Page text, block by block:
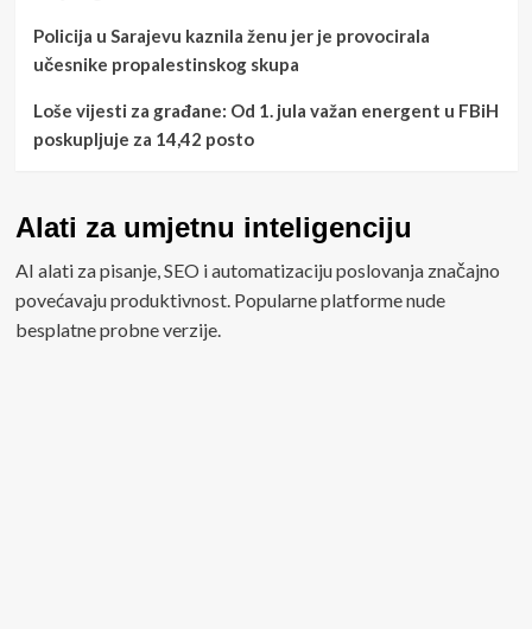
Policija u Sarajevu kaznila ženu jer je provocirala
učesnike propalestinskog skupa
Loše vijesti za građane: Od 1. jula važan energent u FBiH
poskupljuje za 14,42 posto
Alati za umjetnu inteligenciju
AI alati za pisanje, SEO i automatizaciju poslovanja značajno
povećavaju produktivnost. Popularne platforme nude
besplatne probne verzije.